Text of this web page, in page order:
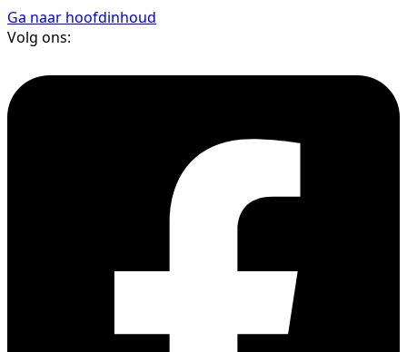
Ga naar hoofdinhoud
Volg ons: